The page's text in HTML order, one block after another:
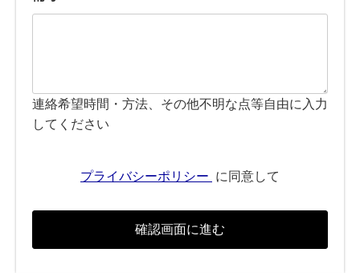
連絡希望時間・方法、その他不明な点等自由に入力
してください
プライバシーポリシー に同意して